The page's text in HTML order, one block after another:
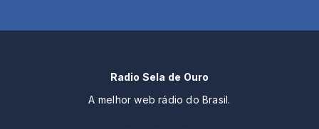
Radio Sela de Ouro
A melhor web rádio do Brasil.